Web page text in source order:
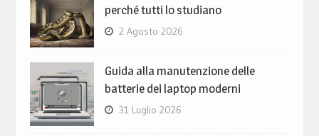
perché tutti lo studiano
2 Agosto 2026
Guida alla manutenzione delle
batterie dei laptop moderni
31 Luglio 2026